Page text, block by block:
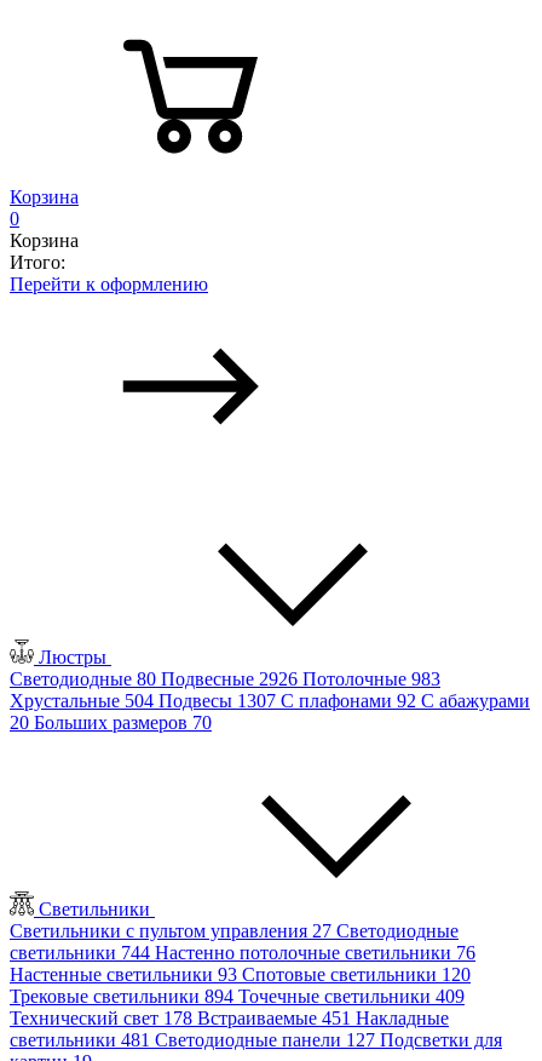
Корзина
0
Корзина
Итого:
Перейти к оформлению
Люстры
Светодиодные 80 Подвесные 2926 Потолочные 983
Хрустальные 504 Подвесы 1307 С плафонами 92 С абажурами
20 Больших размеров 70
Светильники
Светильники с пультом управления 27 Светодиодные
светильники 744 Настенно потолочные светильники 76
Настенные светильники 93 Спотовые светильники 120
Трековые светильники 894 Точечные светильники 409
Технический свет 178 Встраиваемые 451 Накладные
светильники 481 Светодиодные панели 127 Подсветки для